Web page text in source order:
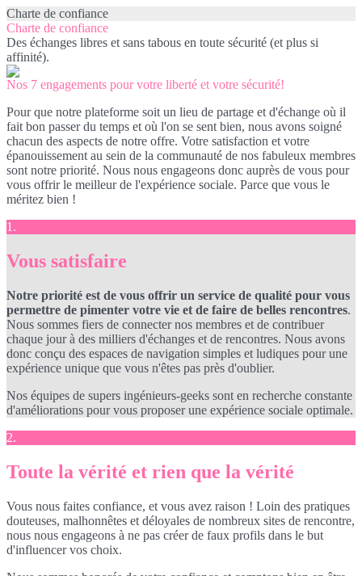
Charte de confiance
Charte de confiance
Des échanges libres et sans tabous en toute sécurité (et plus si
affinité).
Nos 7 engagements pour votre liberté et votre sécurité!
Pour que notre plateforme soit un lieu de partage et d'échange où il
fait bon passer du temps et où l'on se sent bien, nous avons soigné
chacun des aspects de notre offre. Votre satisfaction et votre
épanouissement au sein de la communauté de nos fabuleux membres
sont notre priorité. Nous nous engageons donc auprès de vous pour
vous offrir le meilleur de l'expérience sociale. Parce que vous le
méritez bien !
1.
Vous satisfaire
Notre priorité est de vous offrir un service de qualité pour vous
permettre de pimenter votre vie et de faire de belles rencontres.
Nous sommes fiers de connecter nos membres et de contribuer
chaque jour à des milliers d'échanges et de rencontres. Nous avons
donc conçu des espaces de navigation simples et ludiques pour une
expérience unique que vous n'êtes pas près d'oublier.
Nos équipes de supers ingénieurs-geeks sont en recherche constante
d'améliorations pour vous proposer une expérience sociale optimale.
2.
Toute la vérité et rien que la vérité
Vous nous faites confiance, et vous avez raison ! Loin des pratiques
douteuses, malhonnêtes et déloyales de nombreux sites de rencontre,
nous nous engageons à ne pas créer de faux profils dans le but
d'influencer vos choix.